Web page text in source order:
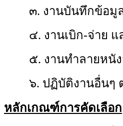
๓. งานบันทึกข้อมู
๔. งานเบิก-จ่าย
๕. งานทำลายหนั
๖. ปฏิบัติงานอื่นๆ
หลักเกณฑ์การคัดเลือก